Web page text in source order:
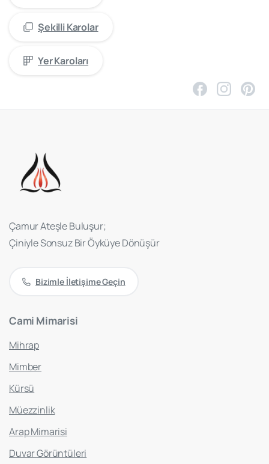
Şekilli Karolar
Yer Karoları
Çamur Ateşle Buluşur;
Çiniyle Sonsuz Bir Öyküye Dönüşür
Bizimle İletişime Geçin
Cami Mimarisi
Mihrap
Mimber
Kürsü
Müezzinlik
Arap Mimarisi
Duvar Görüntüleri